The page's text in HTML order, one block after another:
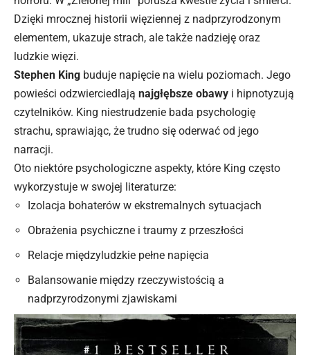
Dzięki mrocznej historii więziennej z nadprzyrodzonym
elementem, ukazuje strach, ale także nadzieję oraz
ludzkie więzi.
Stephen King buduje napięcie na wielu poziomach. Jego
powieści odzwierciedlają najgłębsze obawy i hipnotyzują
czytelników. King niestrudzenie bada psychologię
strachu, sprawiając, że trudno się oderwać od jego
narracji.
Oto niektóre psychologiczne aspekty, które King często
wykorzystuje w swojej literaturze:
Izolacja bohaterów w ekstremalnych sytuacjach
Obrażenia psychiczne i traumy z przeszłości
Relacje międzyludzkie pełne napięcia
Balansowanie między rzeczywistością a
nadprzyrodzonymi zjawiskami